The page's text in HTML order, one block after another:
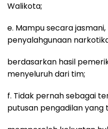
Walikota;
e. Mampu secara
penyalahgunaan
berdasarkan hasil
menyeluruh dari tim;
f. Tidak pernah sebagai
putusan pengadilan yang